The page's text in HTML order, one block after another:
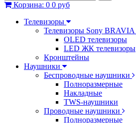
Корзина: 0 0 руб
Телевизоры
Телевизоры Sony BRAVIA
OLED телевизоры
LED ЖК телевизоры
Кронштейны
Наушники
Беспроводные наушники
Полноразмерные
Накладные
TWS-наушники
Проводные наушники
Полноразмерные